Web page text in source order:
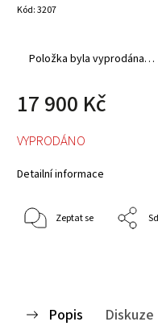
Kód:3207
Položka byla vyprodána…
17 900 Kč
VYPRODÁNO
Detailní informace
Zeptat se
Popis Diskuze